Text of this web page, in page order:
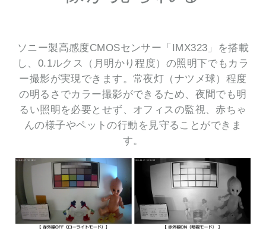
ソニー製高感度CMOSセンサー「IMX323」を搭載
し、0.1ルクス（月明かり程度）の照明下でもカラ
ー撮影が実現できます。常夜灯（ナツメ球）程度
の明るさでカラー撮影ができるため、夜間でも明
るい照明を必要とせず、オフィスの監視、赤ちゃ
んの様子やペットの行動を見守ることができま
す。